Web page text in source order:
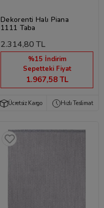
Dekorenti Halı Piana
1111 Taba
2.314,80 TL
%15 İndirim
Sepetteki Fiyat
1.967,58 TL
Ücretsiz Kargo Hızlı Teslimat